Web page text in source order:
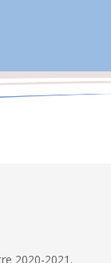
2020-2021.